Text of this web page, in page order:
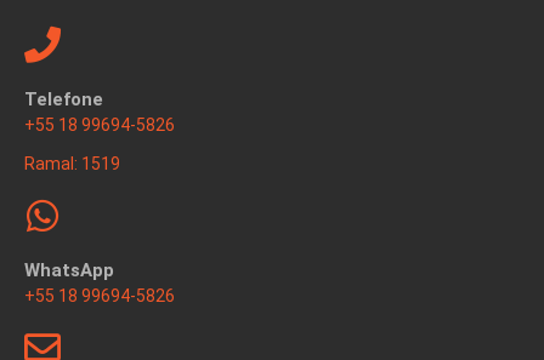
Telefone
+55 18 99694-5826
Ramal: 1519
WhatsApp
+55 18 99694-5826